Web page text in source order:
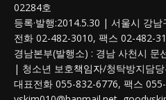
02284호
등록·발행:2014.5.30 | 서울시 강
전화 02-482-3010, 팩스 02-482-
경남본부(발행소) : 경남 사천시
| 청소년 보호책임자/청탁방지담
대표전화 055-832-6776, 팩스